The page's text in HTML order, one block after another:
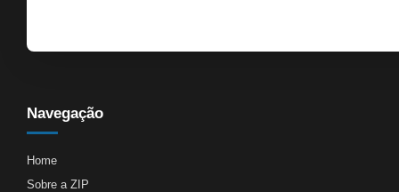
Navegação
Home
Sobre a ZIP